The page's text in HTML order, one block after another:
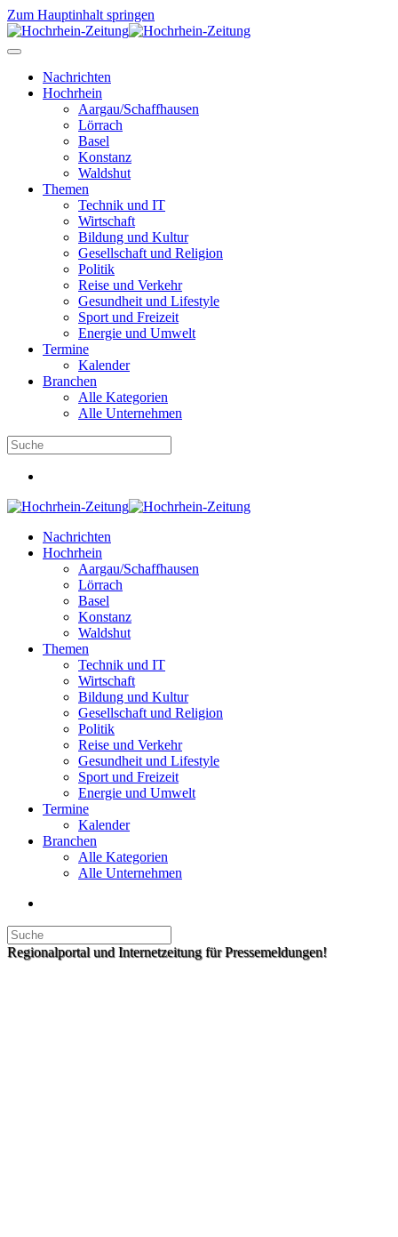
Zum Hauptinhalt springen
Nachrichten
Hochrhein
Aargau/Schaffhausen
Lörrach
Basel
Konstanz
Waldshut
Themen
Technik und IT
Wirtschaft
Bildung und Kultur
Gesellschaft und Religion
Politik
Reise und Verkehr
Gesundheit und Lifestyle
Sport und Freizeit
Energie und Umwelt
Termine
Kalender
Branchen
Alle Kategorien
Alle Unternehmen
Nachrichten
Hochrhein
Aargau/Schaffhausen
Lörrach
Basel
Konstanz
Waldshut
Themen
Technik und IT
Wirtschaft
Bildung und Kultur
Gesellschaft und Religion
Politik
Reise und Verkehr
Gesundheit und Lifestyle
Sport und Freizeit
Energie und Umwelt
Termine
Kalender
Branchen
Alle Kategorien
Alle Unternehmen
Regionalportal und Internetzeitung für Pressemeldungen!